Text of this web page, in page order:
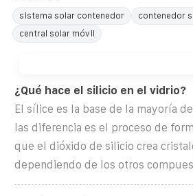
sistema solar contenedor
contenedor
central solar móvil
¿Qué hace el silicio en el vidrio?
El sílice es la base de la mayoría
las diferencia es el proceso de
que el dióxido de silicio crea
dependiendo de los otros